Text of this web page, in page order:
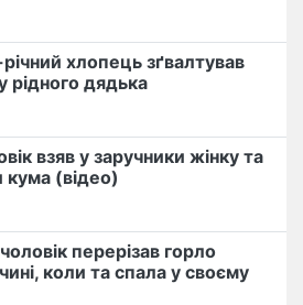
хлопець​ ️зґвалтував
рідного дядька
взяв у заручники жінку та
кума (відео)
перерізав горло
коли та спала у своєму